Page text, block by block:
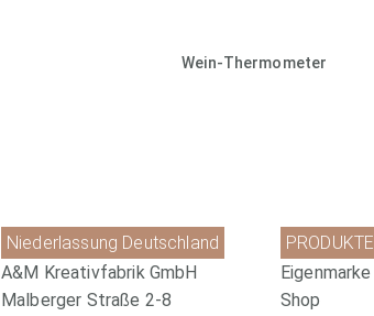
Wein-Thermometer
Niederlassung Deutschland
A&M Kreativfabrik GmbH
Malberger Straße 2-8
PRODUKTE
Eigenmarke
Shop